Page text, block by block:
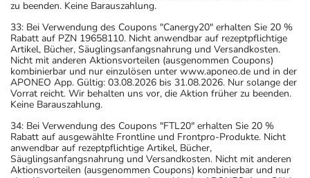
zu beenden. Keine Barauszahlung.
33: Bei Verwendung des Coupons "Canergy20" erhalten Sie 20 %
Rabatt auf PZN 19658110. Nicht anwendbar auf rezeptpflichtige
Artikel, Bücher, Säuglingsanfangsnahrung und Versandkosten.
Nicht mit anderen Aktionsvorteilen (ausgenommen Coupons)
kombinierbar und nur einzulösen unter www.aponeo.de und in der
APONEO App. Gültig: 03.08.2026 bis 31.08.2026. Nur solange der
Vorrat reicht. Wir behalten uns vor, die Aktion früher zu beenden.
Keine Barauszahlung.
34: Bei Verwendung des Coupons "FTL20" erhalten Sie 20 %
Rabatt auf ausgewählte Frontline und Frontpro-Produkte. Nicht
anwendbar auf rezeptpflichtige Artikel, Bücher,
Säuglingsanfangsnahrung und Versandkosten. Nicht mit anderen
Aktionsvorteilen (ausgenommen Coupons) kombinierbar und nur